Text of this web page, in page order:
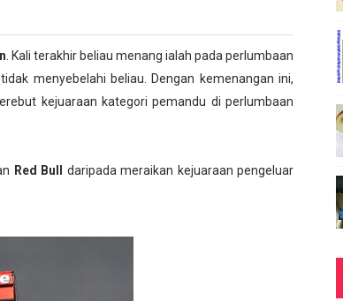
. Kali terakhir beliau menang ialah pada perlumbaan
menyebelahi beliau. Dengan kemenangan ini,
kejuaraan kategori pemandu di perlumbaan
Red Bull
daripada meraikan kejuaraan pengeluar